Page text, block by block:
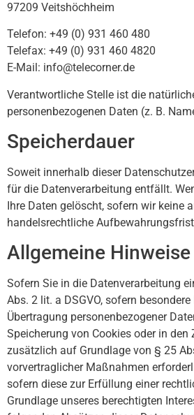
97209 Veitshöchheim
Telefon: +49 (0) 931 460 480
Telefax: +49 (0) 931 460 4820
E-Mail: info@telecorner.de
Verantwortliche Stelle ist die
personenbezogenen Daten (z. B.
Speicherdauer
Soweit innerhalb dieser
für die Datenverarbeitung entfällt.
Ihre Daten gelöscht, sofern wir keine
handelsrechtliche
Allgemeine
Sofern Sie in die Datenverarbeitung
Abs. 2 lit. a DSGVO, sofern
Übertragung personenbezogener
Speicherung von Cookies oder in
zusätzlich auf Grundlage von § 25
vorvertraglicher Maßnahmen
sofern diese zur Erfüllung einer
Grundlage unseres berechtigten